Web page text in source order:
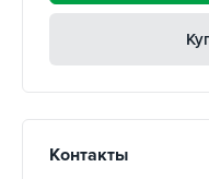
Контакты